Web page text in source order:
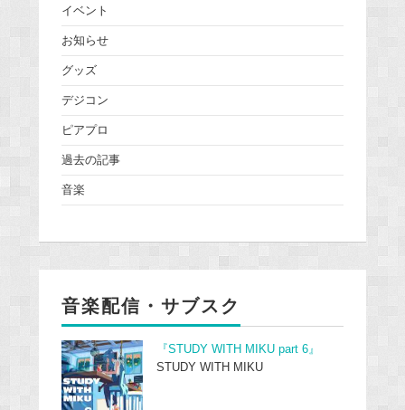
イベント
お知らせ
グッズ
デジコン
ピアプロ
過去の記事
音楽
音楽配信・サブスク
『STUDY WITH MIKU part 6』
STUDY WITH MIKU